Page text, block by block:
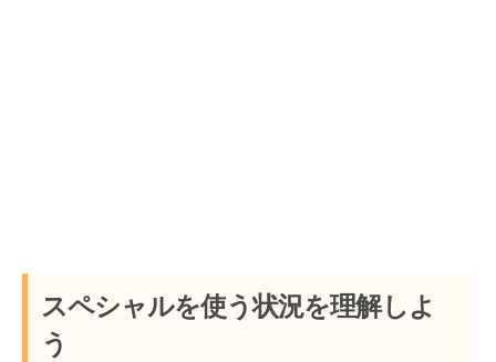
スペシャルを使う状況を理解しよ
う